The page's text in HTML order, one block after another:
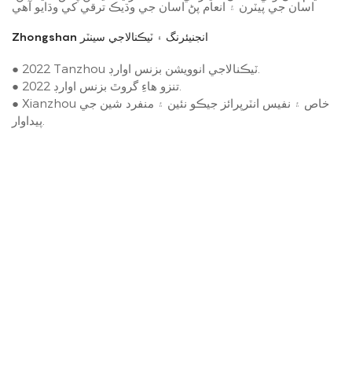
Zhongshan انجنيئرنگ ۽ ٽيڪنالاجي سينٽر
● 2022 Tanzhou ٽيڪنالاجي انوويشن بزنس اوارڊ.
● 2022 تنزو هاءِ گروٿ بزنس اوارڊ.
● Xianzhou خاص ۽ نفيس انٽرپرائز جيڪو نئين ۽ منفرد شين جي
پيداوار.